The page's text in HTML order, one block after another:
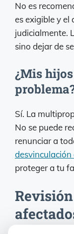
No es
es exigible y el
judicialmente.
sino dejar de
¿Mis
Sí. La
No se puede
renunciar a
desvinculación
proteger a tu